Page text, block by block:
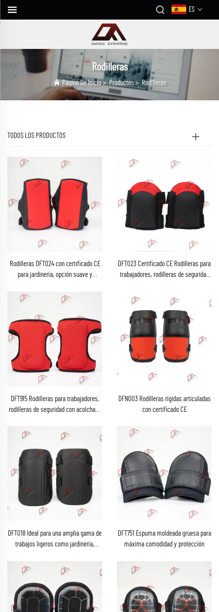
ES
Rodilleras
Página De Inicio>Productos> Rodilleras
TODOS LOS PRODUCTOS
Rodilleras DFT024 con certificado CE
para jardinería, opción suave y
DFT023 Certificado CE Rodilleras para
trabajadores, rodilleras de seguridad
espuma para jardinería
DFT915 Rodilleras para trabajadores,
rodilleras de seguridad con acolchado
DFN003 Rodilleras rígidas articuladas
con certificado CE
DFT018 Ideal para una amplia gama de
trabajos ligeros como jardinería,
tareas domésticas, limpieza y
fregado, etc.
DFT751 Espuma moldeada gruesa para
máxima comodidad y protección